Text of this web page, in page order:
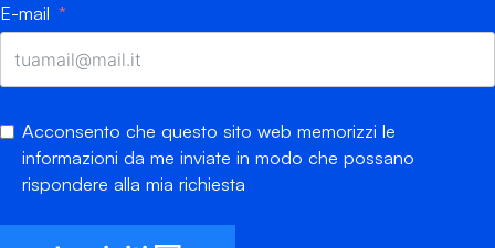
E-mail
Acconsento che questo sito web memorizzi le
informazioni da me inviate in modo che possano
rispondere alla mia richiesta